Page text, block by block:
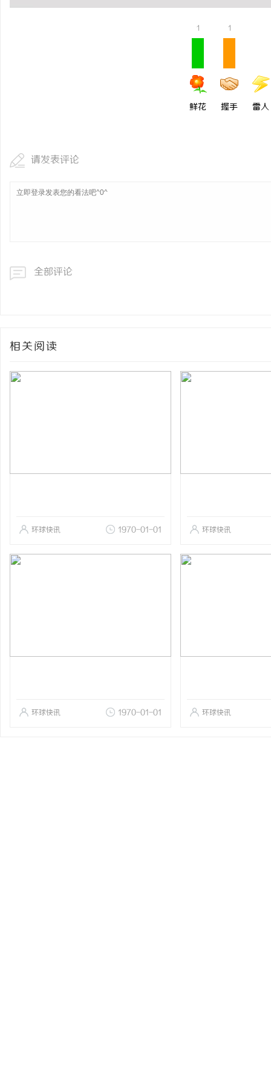
1
鲜花
1
握手 雷人
请发表评论
全部评论
相关阅读
环球快讯 1970-01-01 环球快讯
环球快讯 1970-01-01 环球快讯
开店最怕“搜不到”为什
ai却天天给他免费派单？